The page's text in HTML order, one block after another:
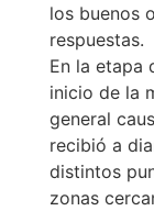
los buenos
respuestas.
En la etapa
inicio de la
general
recibió a
distintos
zonas